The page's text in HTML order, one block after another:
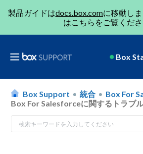
製品ガイドはdocs.box.comに移動し
はこちら をご覧くださ
Box
Box Support 統合
Box For
Box For Salesforceに関するトラブ